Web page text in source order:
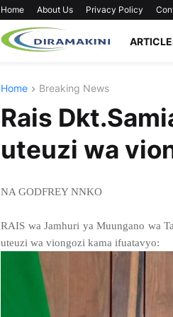
Home About Us Privacy Policy
Home Breaking News
Rais
uteuzi wa
NA GODFREY NNKO
RAIS wa Jamhuri ya Muungano wa
uteuzi wa viongozi kama ifuatavyo: